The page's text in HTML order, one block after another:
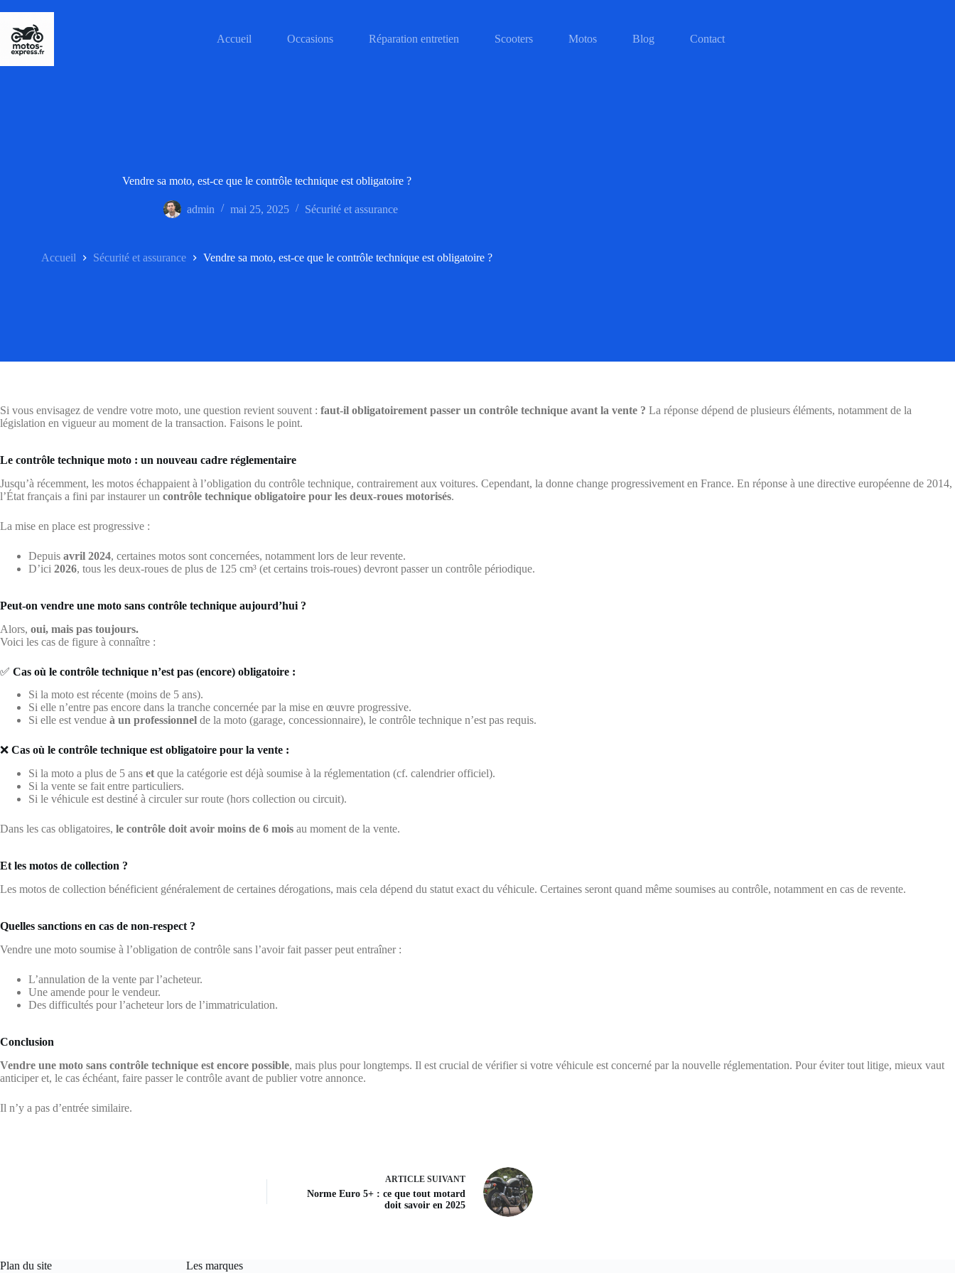
contenu
Accueil Occasions Réparation entretien Scooters Motos Blog Contact
Vendre sa moto, est-ce que le contrôle technique est obligatoire ?
admin mai 25, 2025 Sécurité et assurance
Accueil Sécurité et assurance Vendre sa moto, est-ce que le contrôle technique est obligatoire ?
Si vous envisagez de vendre votre moto, une question revient souvent : faut-il obligatoirement passer un contrôle technique avant la vente ? La réponse dépend de plusieurs éléments, notamment de la
législation en vigueur au moment de la transaction. Faisons le point.
Le contrôle technique moto : un nouveau cadre réglementaire
Jusqu’à récemment, les motos échappaient à l’obligation du contrôle technique, contrairement aux voitures. Cependant, la donne change progressivement en France. En réponse à une directive européenne de 2014,
l’État français a fini par instaurer un contrôle technique obligatoire pour les deux-roues motorisés.
La mise en place est progressive :
Depuis avril 2024, certaines motos sont concernées, notamment lors de leur revente.
D’ici 2026, tous les deux-roues de plus de 125 cm³ (et certains trois-roues) devront passer un contrôle périodique.
Peut-on vendre une moto sans contrôle technique aujourd’hui ?
Alors, oui, mais pas toujours.
Voici les cas de figure à connaître :
✅ Cas où le contrôle technique n’est pas (encore) obligatoire :
Si la moto est récente (moins de 5 ans).
Si elle n’entre pas encore dans la tranche concernée par la mise en œuvre progressive.
Si elle est vendue à un professionnel de la moto (garage, concessionnaire), le contrôle technique n’est pas requis.
❌ Cas où le contrôle technique est obligatoire pour la vente :
Si la moto a plus de 5 ans et que la catégorie est déjà soumise à la réglementation (cf. calendrier officiel).
Si la vente se fait entre particuliers.
Si le véhicule est destiné à circuler sur route (hors collection ou circuit).
Dans les cas obligatoires, le contrôle doit avoir moins de 6 mois au moment de la vente.
Et les motos de collection ?
Les motos de collection bénéficient généralement de certaines dérogations, mais cela dépend du statut exact du véhicule. Certaines seront quand même soumises au contrôle, notamment en cas de revente.
Quelles sanctions en cas de non-respect ?
Vendre une moto soumise à l’obligation de contrôle sans l’avoir fait passer peut entraîner :
L’annulation de la vente par l’acheteur.
Une amende pour le vendeur.
Des difficultés pour l’acheteur lors de l’immatriculation.
Conclusion
Vendre une moto sans contrôle technique est encore possible, mais plus pour longtemps. Il est crucial de vérifier si votre véhicule est concerné par la nouvelle réglementation. Pour éviter tout litige, mieux vaut
anticiper et, le cas échéant, faire passer le contrôle avant de publier votre annonce.
Il n’y a pas d’entrée similaire.
ARTICLE SUIVANT
Norme Euro 5+ : ce que tout motard
doit savoir en 2025
Plan du site Les marques